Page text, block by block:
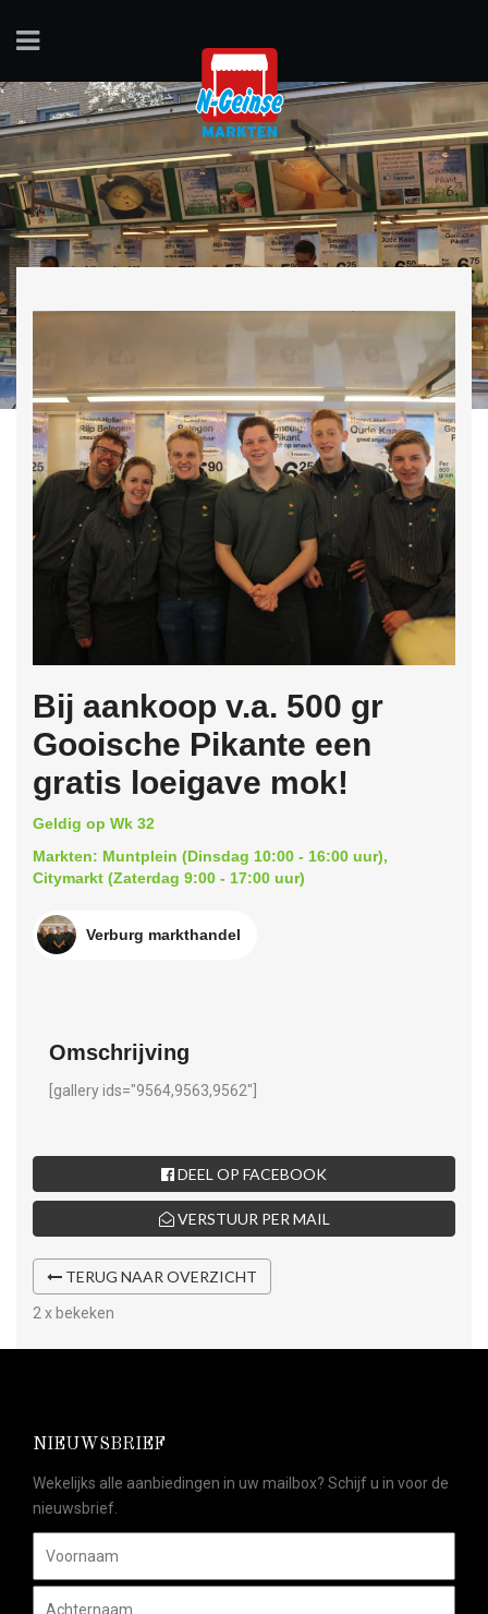
Bij aankoop v.a. 500 gr
Gooische Pikante een
gratis loeigave mok!
Geldig op Wk 32
Markten: Muntplein (Dinsdag 10:00 - 16:00 uur),
Citymarkt (Zaterdag 9:00 - 17:00 uur)
Verburg markthandel
Omschrijving
[gallery ids="9564,9563,9562"]
DEEL OP FACEBOOK
VERSTUUR PER MAIL
TERUG NAAR OVERZICHT
2 x bekeken
NIEUWSBRIEF
Wekelijks alle aanbiedingen in uw mailbox? Schijf u in voor de
nieuwsbrief.